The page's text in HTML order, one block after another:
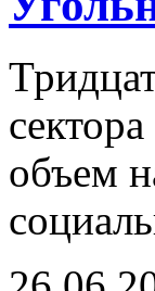
объем